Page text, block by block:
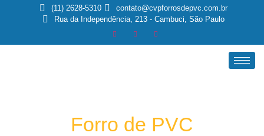
(11) 2628-5310
contato@cvpforrosdepvc.com.br
Rua da Independência, 213 - Cambuci, São Paulo
Forro de PVC